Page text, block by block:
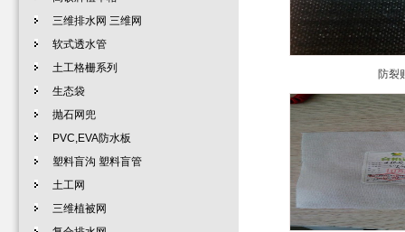
三维排水网 三维网
软式透水管
土工格栅系列
生态袋
抛石网兜
PVC,EVA防水板
塑料盲沟 塑料盲管
土工网
三维植被网
防裂